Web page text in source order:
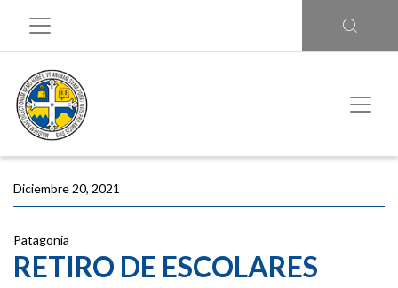
Diciembre 20, 2021
Patagonia
RETIRO DE ESCOLARES